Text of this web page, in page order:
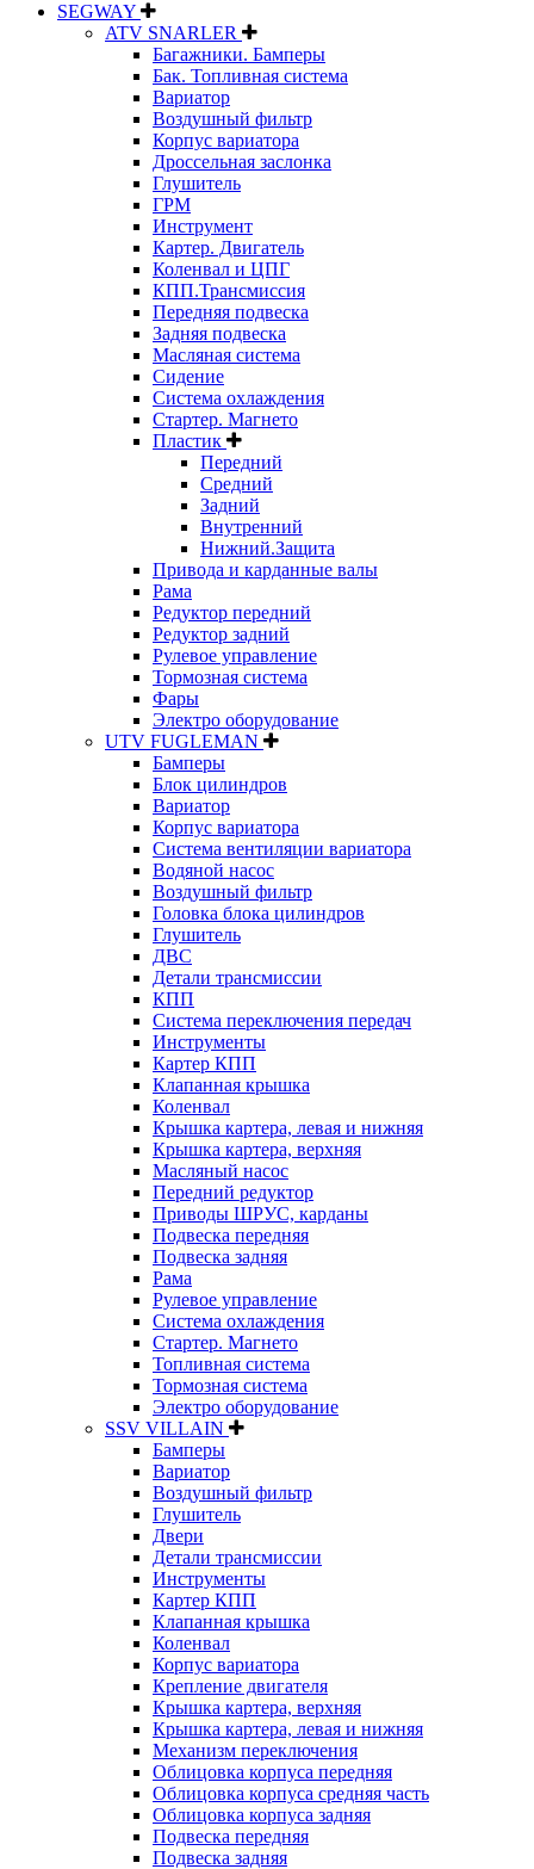
SEGWAY
ATV SNARLER
Багажники. Бамперы
Бак. Топливная система
Вариатор
Воздушный фильтр
Корпус вариатора
Дроссельная заслонка
Глушитель
ГРМ
Инструмент
Картер. Двигатель
Коленвал и ЦПГ
КПП.Трансмиссия
Передняя подвеска
Задняя подвеска
Масляная система
Сидение
Система охлаждения
Стартер. Магнето
Пластик
Передний
Средний
Задний
Внутренний
Нижний.Защита
Привода и карданные валы
Рама
Редуктор передний
Редуктор задний
Рулевое управление
Тормозная система
Фары
Электро оборудование
UTV FUGLEMAN
Бамперы
Блок цилиндров
Вариатор
Корпус вариатора
Система вентиляции вариатора
Водяной насос
Воздушный фильтр
Головка блока цилиндров
Глушитель
ДВС
Детали трансмиссии
КПП
Система переключения передач
Инструменты
Картер КПП
Клапанная крышка
Коленвал
Крышка картера, левая и нижняя
Крышка картера, верхняя
Масляный насос
Передний редуктор
Приводы ШРУС, карданы
Подвеска передняя
Подвеска задняя
Рама
Рулевое управление
Система охлаждения
Стартер. Магнето
Топливная система
Тормозная система
Электро оборудование
SSV VILLAIN
Бамперы
Вариатор
Воздушный фильтр
Глушитель
Двери
Детали трансмиссии
Инструменты
Картер КПП
Клапанная крышка
Коленвал
Корпус вариатора
Крепление двигателя
Крышка картера, верхняя
Крышка картера, левая и нижняя
Механизм переключения
Облицовка корпуса передняя
Облицовка корпуса средняя часть
Облицовка корпуса задняя
Подвеска передняя
Подвеска задняя